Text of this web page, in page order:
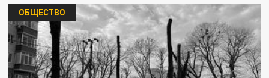
ОБЩЕСТВО